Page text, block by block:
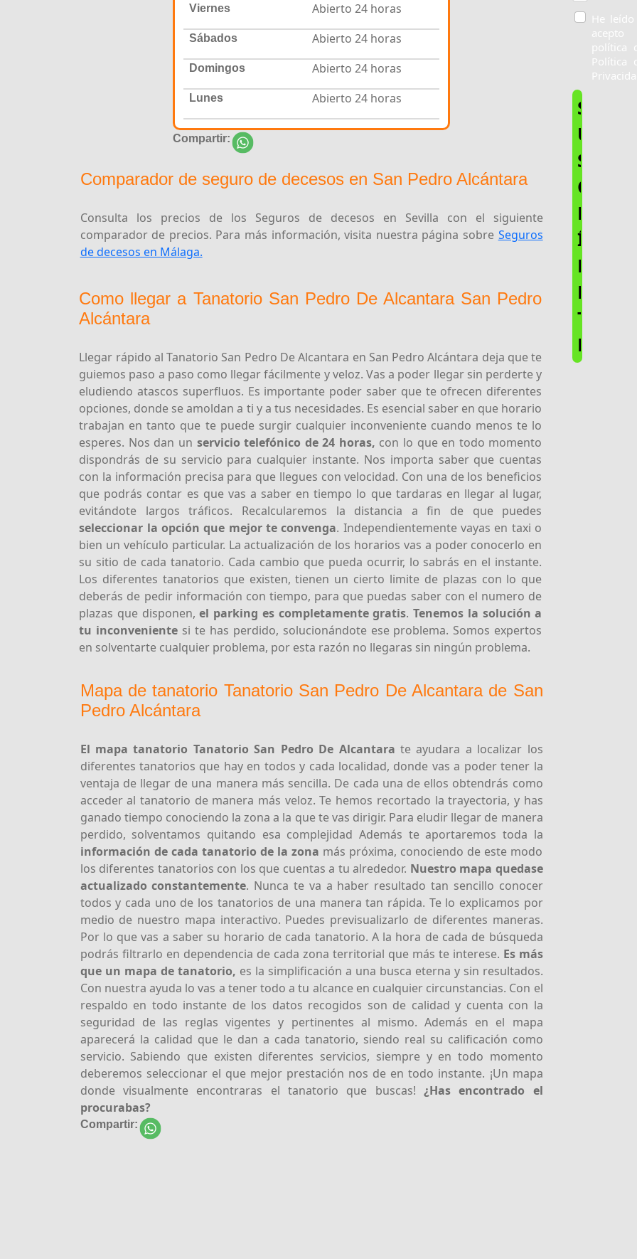
He
acepto
política
Política
S
U
S
C
R
Í
B
E
T
E
Viernes Abierto 24 horas
Sábados Abierto 24 horas
Domingos Abierto 24 horas
Lunes Abierto 24 horas
Compartir:
Comparador de seguro de decesos en San Pedro Alcántara
Consulta los precios de los Seguros de decesos en Sevilla con el siguiente
comparador de precios. Para más información, visita nuestra página sobre Seguros
de decesos en Málaga.
Como llegar a Tanatorio San Pedro De Alcantara San Pedro
Alcántara
Llegar rápido al Tanatorio San Pedro De Alcantara en San Pedro Alcántara deja que te
guiemos paso a paso como llegar fácilmente y veloz. Vas a poder llegar sin perderte y
eludiendo atascos superfluos. Es importante poder saber que te ofrecen diferentes
opciones, donde se amoldan a ti y a tus necesidades. Es esencial saber en que horario
trabajan en tanto que te puede surgir cualquier inconveniente cuando menos te lo
esperes. Nos dan un servicio telefónico de 24 horas, con lo que en todo momento
dispondrás de su servicio para cualquier instante. Nos importa saber que cuentas
con la información precisa para que llegues con velocidad. Con una de los beneficios
que podrás contar es que vas a saber en tiempo lo que tardaras en llegar al lugar,
evitándote largos tráficos. Recalcularemos la distancia a fin de que puedes
seleccionar la opción que mejor te convenga. Independientemente vayas en taxi o
bien un vehículo particular. La actualización de los horarios vas a poder conocerlo en
su sitio de cada tanatorio. Cada cambio que pueda ocurrir, lo sabrás en el instante.
Los diferentes tanatorios que existen, tienen un cierto limite de plazas con lo que
deberás de pedir información con tiempo, para que puedas saber con el numero de
plazas que disponen,el parking es completamente gratis.Tenemos la solución a
tu inconveniente si te has perdido, solucionándote ese problema. Somos expertos
en solventarte cualquier problema, por esta razón no llegaras sin ningún problema.
Mapa de tanatorio Tanatorio San Pedro De Alcantara de San
Pedro Alcántara
El mapa tanatorio Tanatorio San Pedro De Alcantara te ayudara a localizar los
diferentes tanatorios que hay en todos y cada localidad, donde vas a poder tener la
ventaja de llegar de una manera más sencilla. De cada una de ellos obtendrás como
acceder al tanatorio de manera más veloz. Te hemos recortado la trayectoria, y has
ganado tiempo conociendo la zona a la que te vas dirigir. Para eludir llegar de manera
perdido, solventamos quitando esa complejidad Además te aportaremos toda la
información de cada tanatorio de la zona más próxima, conociendo de este modo
los diferentes tanatorios con los que cuentas a tu alrededor. Nuestro mapa quedase
actualizado constantemente. Nunca te va a haber resultado tan sencillo conocer
todos y cada uno de los tanatorios de una manera tan rápida. Te lo explicamos por
medio de nuestro mapa interactivo. Puedes previsualizarlo de diferentes maneras.
Por lo que vas a saber su horario de cada tanatorio. A la hora de cada de búsqueda
podrás filtrarlo en dependencia de cada zona territorial que más te interese. Es más
que un mapa de tanatorio, es la simplificación a una busca eterna y sin resultados.
Con nuestra ayuda lo vas a tener todo a tu alcance en cualquier circunstancias. Con el
respaldo en todo instante de los datos recogidos son de calidad y cuenta con la
seguridad de las reglas vigentes y pertinentes al mismo. Además en el mapa
aparecerá la calidad que le dan a cada tanatorio, siendo real su calificación como
servicio. Sabiendo que existen diferentes servicios, siempre y en todo momento
deberemos seleccionar el que mejor prestación nos de en todo instante. ¡Un mapa
donde visualmente encontraras el tanatorio que buscas! ¿Has encontrado el
procurabas?
Compartir: